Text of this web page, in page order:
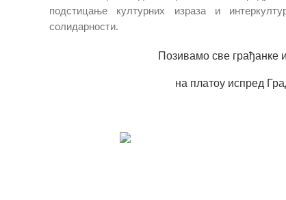
подстицање културних израза и
солидарности.
Позивамо све грађанке
на платоу испред